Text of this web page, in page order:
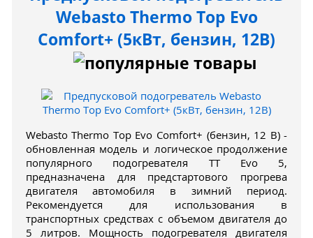
Webasto Thermo Top Evo
Comfort+ (5кВт, бензин, 12В)
Webasto Thermo Top Evo Comfort+ (бензин, 12 В) -
обновленная модель и логическое продолжение
популярного подогревателя TT Evo 5,
предназначена для предстартового прогрева
двигателя автомобиля в зимний период.
Рекомендуется для использования в
транспортных средствах с объемом двигателя до
5 литров. Мощность подогревателя двигателя